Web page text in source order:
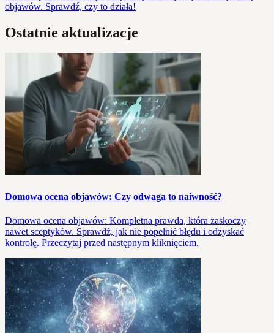
objawów. Sprawdź, czy to działa!
Ostatnie aktualizacje
Domowa ocena objawów: Czy odwaga to naiwność?
Domowa ocena objawów: Kompletna prawda, która zaskoczy
nawet sceptyków. Sprawdź, jak nie popełnić błędu i odzyskać
kontrolę. Przeczytaj przed następnym kliknięciem.